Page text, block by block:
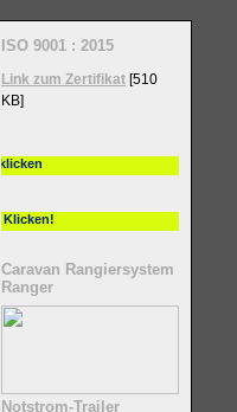
ISO 9001 : 2015
Link zum Zertifikat [510
KB]
Caravan Rangiersystem
Ranger
Notstrom-Trailer